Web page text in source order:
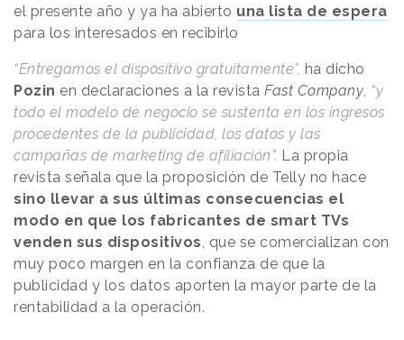
el presente año y ya ha abierto una lista de espera
para los interesados en recibirlo
“Entregamos el dispositivo gratuitamente”, ha dicho
Pozin en declaraciones a la revista Fast Company, “y
todo el modelo de negocio se sustenta en los ingresos
procedentes de la publicidad, los datos y las
campañas de marketing de afiliación”. La propia
revista señala que la proposición de Telly no hace
sino llevar a sus últimas consecuencias el
modo en que los fabricantes de smart TVs
venden sus dispositivos, que se comercializan con
muy poco margen en la confianza de que la
publicidad y los datos aporten la mayor parte de la
rentabilidad a la operación.